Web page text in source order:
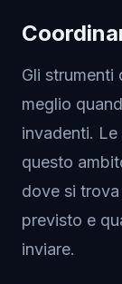
Gli
meglio
invadenti.
questo
dove si
previsto e
inviare.